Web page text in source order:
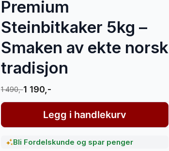
Premium
Steinbitkaker 5kg –
Smaken av ekte norsk
tradisjon
1 490,-1 190,-
Legg i handlekurv
Bli Fordelskunde og spar penger